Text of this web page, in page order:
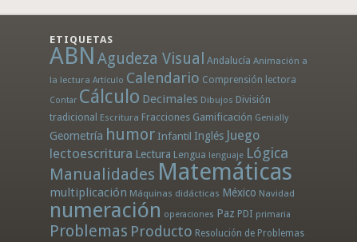
ETIQUETAS
ABN Agudeza Visual Andalucía Animación a
la lectura Artículo Calendario Comprensión lectora
Contar Cálculo Decimales Dibujos División
tradicional Escritura Fracciones Gamificación Genially
Geometría humor Infantil Inglés Juego
lectoescritura Lectura Lengua lenguaje Lógica
Manualidades Matemáticas
multiplicación Máquinas didácticas México Navidad
numeración operaciones Paz PDI primaria
Problemas Producto Resolución de Problemas